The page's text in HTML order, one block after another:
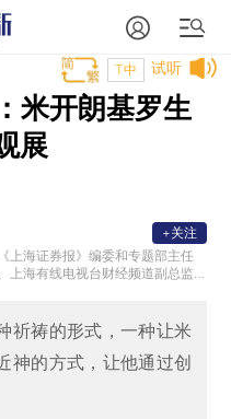
试听
T中
米开朗基罗生
展
上海证券报》编委和专题部主任
上海有线电视台财经频道副总监
+关注
祈祷的形式，一种让米
神的方式，让他通过创